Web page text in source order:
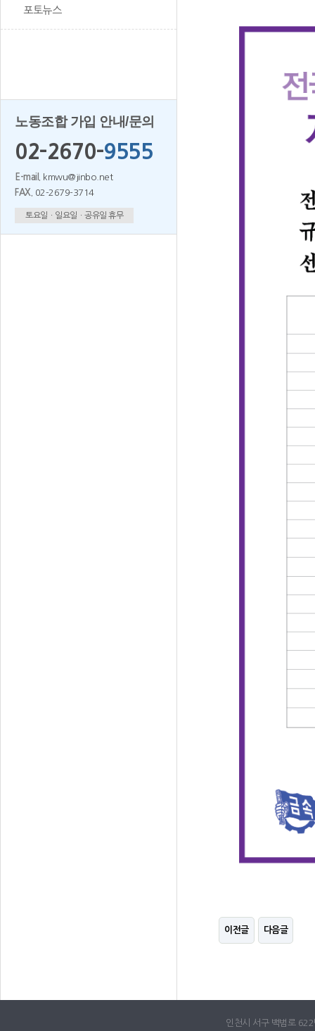
포토뉴스
노동조합 가입 안내/문의
02-2670-9555
E-mail.
kmwu@jinbo.net
FAX.
02-2679-3714
토요일ㆍ일요일ㆍ공유일 휴무
이전글 다음글
인천시 서구 백범로